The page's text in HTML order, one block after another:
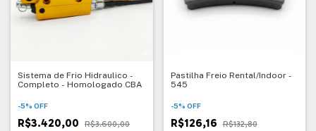
Sistema de Frio Hidraulico -
Completo - Homologado CBA
-5% OFF
R$3.420,00 R$3.600,00
Pastilha Freio Rental/Indoor -
545
-5% OFF
R$126,16 R$132,80